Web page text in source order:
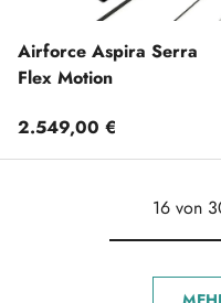
Airforce Aspira Serra
Flex Motion
Normaler Preis
2.549,00 €
16 von